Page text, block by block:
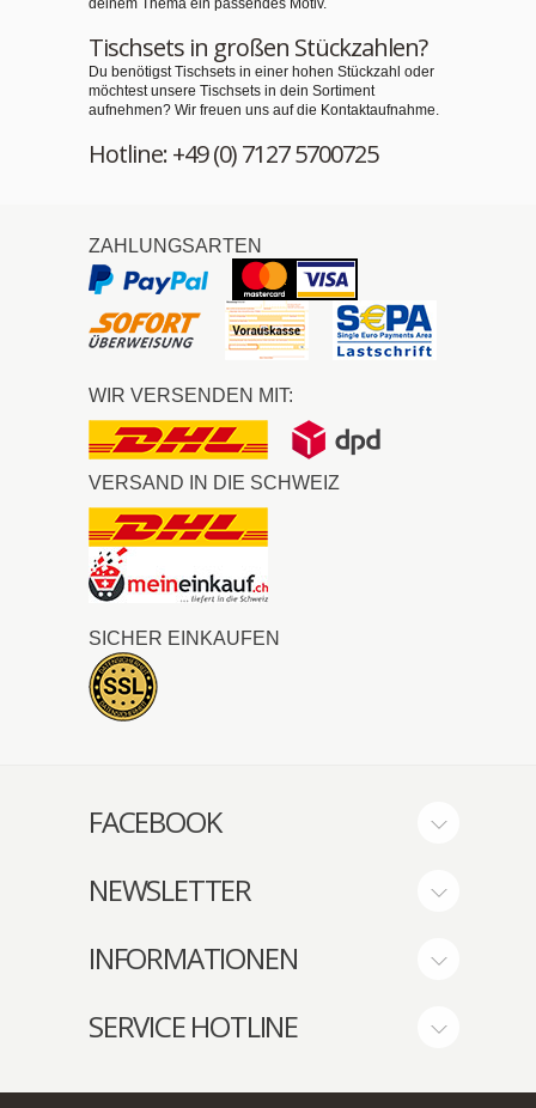
deinem Thema ein passendes Motiv.
Tischsets in großen Stückzahlen?
Du benötigst Tischsets in einer hohen Stückzahl oder
möchtest unsere Tischsets in dein Sortiment
aufnehmen? Wir freuen uns auf die Kontaktaufnahme.
Hotline: +49 (0) 7127 5700725
ZAHLUNGSARTEN
WIR VERSENDEN MIT:
VERSAND IN DIE SCHWEIZ
SICHER EINKAUFEN
FACEBOOK
NEWSLETTER
INFORMATIONEN
SERVICE HOTLINE